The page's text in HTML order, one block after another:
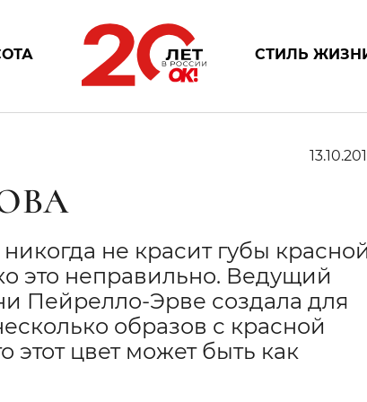
СТИЛЬ
не красит губы красной
это неправильно. Ведущий
Пейрелло-Эрве создала для
образов с красной
этот цвет может быть как